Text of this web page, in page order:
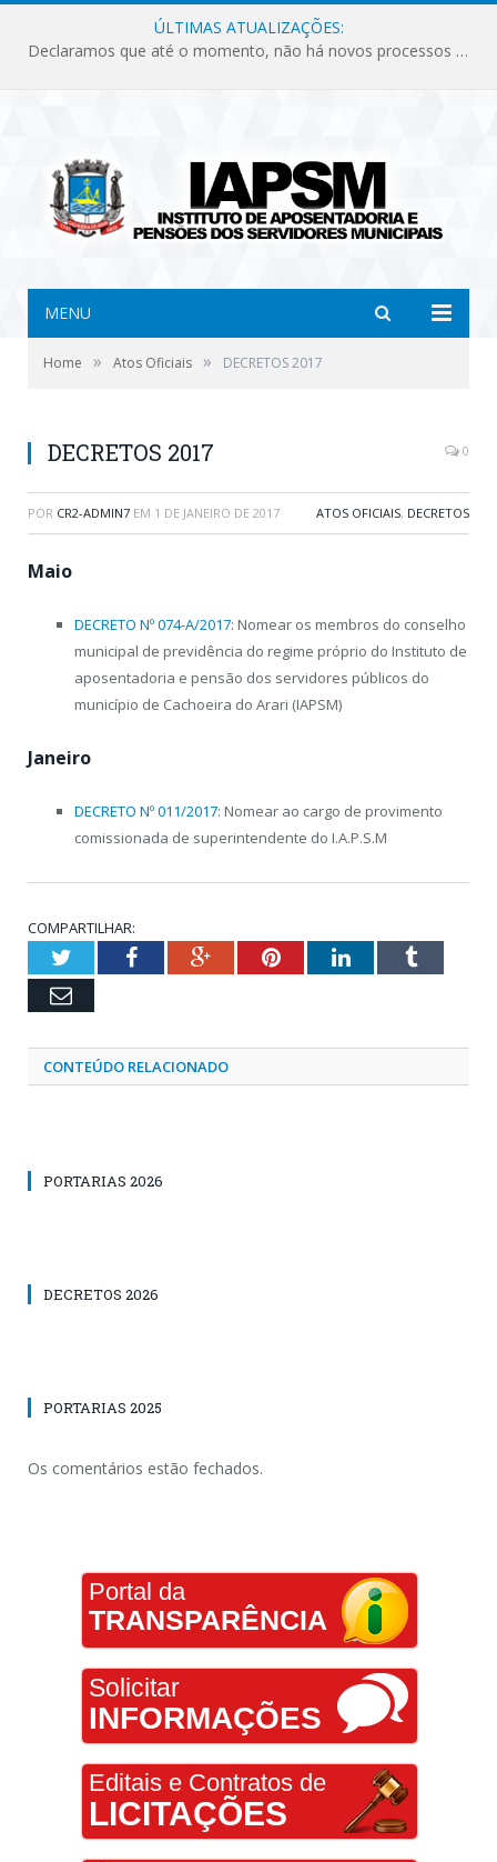
ÚLTIMAS ATUALIZAÇÕES:
Declaramos que até o momento, não há novos processos licitatórios para o Instituto de Previdência no ano de 2026.
MENU
Home » Atos Oficiais » DECRETOS 2017
DECRETOS 2017 0
POR CR2-ADMIN7 EM 1 DE JANEIRO DE 2017 ATOS OFICIAIS, DECRETOS
Maio
DECRETO Nº 074-A/2017: Nomear os membros do conselho
municipal de previdência do regime próprio do Instituto de
aposentadoria e pensão dos servidores públicos do
município de Cachoeira do Arari (IAPSM)
Janeiro
DECRETO Nº 011/2017: Nomear ao cargo de provimento
comissionada de superintendente do I.A.P.S.M
COMPARTILHAR:
TwitterFacebookGoogle+PinterestLinkedInTumblr
Email
CONTEÚDO RELACIONADO
PORTARIAS 2026
DECRETOS 2026
PORTARIAS 2025
Os comentários estão fechados.
Portal da
TRANSPARÊNCIA
Solicitar
INFORMAÇÕES
Editais e Contratos de
LICITAÇÕES